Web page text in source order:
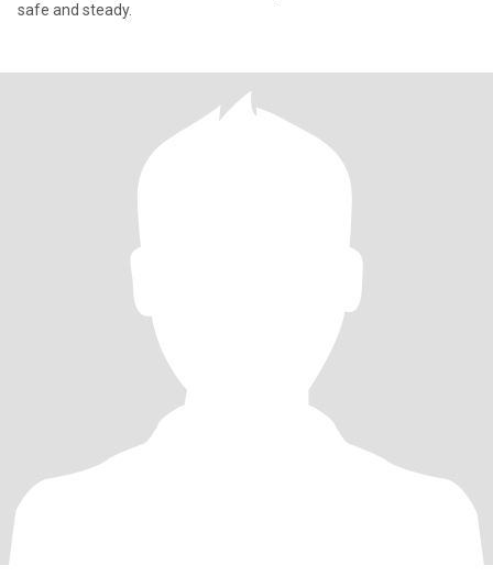
safe and steady.